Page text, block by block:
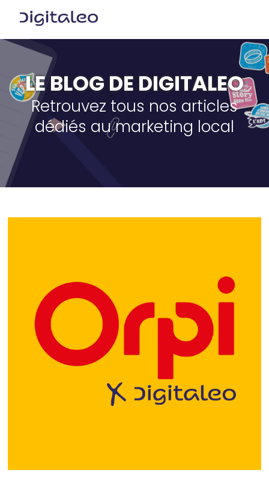
LE BLOG DE DIGITALEO
Retrouvez tous nos articles
dédiés au marketing local